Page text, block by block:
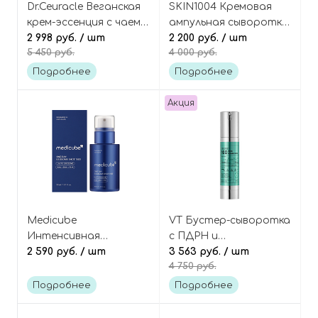
Dr.Ceuracle Веганская
крем-эссенция с чаем
комбуча, Vegan
kombucha tea essence
2 998 руб. / шт
5 450 руб.
Подробнее
SKIN1004 Кремовая
ампульная сыворотка
с пробиотиками и
церамидами,
Madagascar Centella
Ampoule
2 200 руб. / шт
4 000 руб.
Подробнее
Medicube
Интенсивная
сыворотка-бустер с
(спикулами) для
2 590 руб. / шт
Подробнее
Акция
VT Бустер-сыворотка
с ПДРН и
микроиглами
(спикулами), Cosmetics
PDRN Reedle Shot 100
3 563 руб. / шт
4 750 руб.
Подробнее